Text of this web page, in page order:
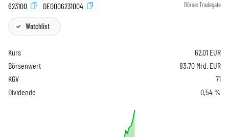
623100 DE0006231004 Börse: Tradegate
Watchlist
Kurs 62,01 EUR
Börsenwert
83,70 Mrd. EUR
KGV
71
Dividende
0,54 %